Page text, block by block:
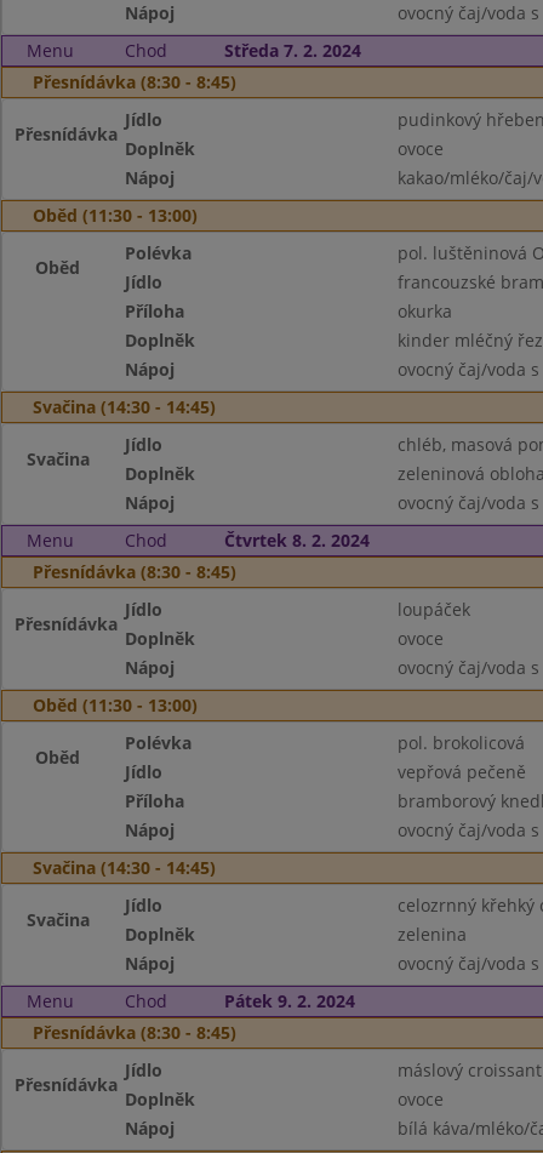
Nápoj
ovocný čaj/voda
Menu
Chod
Středa 7. 2. 2024
Přesnídávka (8:30 - 8:45)
Přesnídávka
Jídlo
pudinkový
Doplněk
ovoce
Nápoj
kakao/mléko/čaj/
Oběd (11:30 - 13:00)
Oběd
Polévka
pol. luštěninová
Jídlo
francouzské
Příloha
okurka
Doplněk
kinder mléčný řez
Nápoj
ovocný čaj/voda
Svačina (14:30 - 14:45)
Svačina
Jídlo
chléb, masová
Doplněk
zeleninová
Nápoj
ovocný čaj/voda
Menu
Chod
Čtvrtek 8. 2. 2024
Přesnídávka (8:30 - 8:45)
Přesnídávka
Jídlo
loupáček
Doplněk
ovoce
Nápoj
ovocný čaj/voda
Oběd (11:30 - 13:00)
Oběd
Polévka
pol. brokolicová
Jídlo
vepřová pečeně
Příloha
bramborový
Nápoj
ovocný čaj/voda
Svačina (14:30 - 14:45)
Svačina
Jídlo
celozrnný křehký
Doplněk
zelenina
Nápoj
ovocný čaj/voda
Menu
Chod
Pátek 9. 2. 2024
Přesnídávka (8:30 - 8:45)
Přesnídávka
Jídlo
máslový croissant
Doplněk
ovoce
Nápoj
bílá káva/mléko/